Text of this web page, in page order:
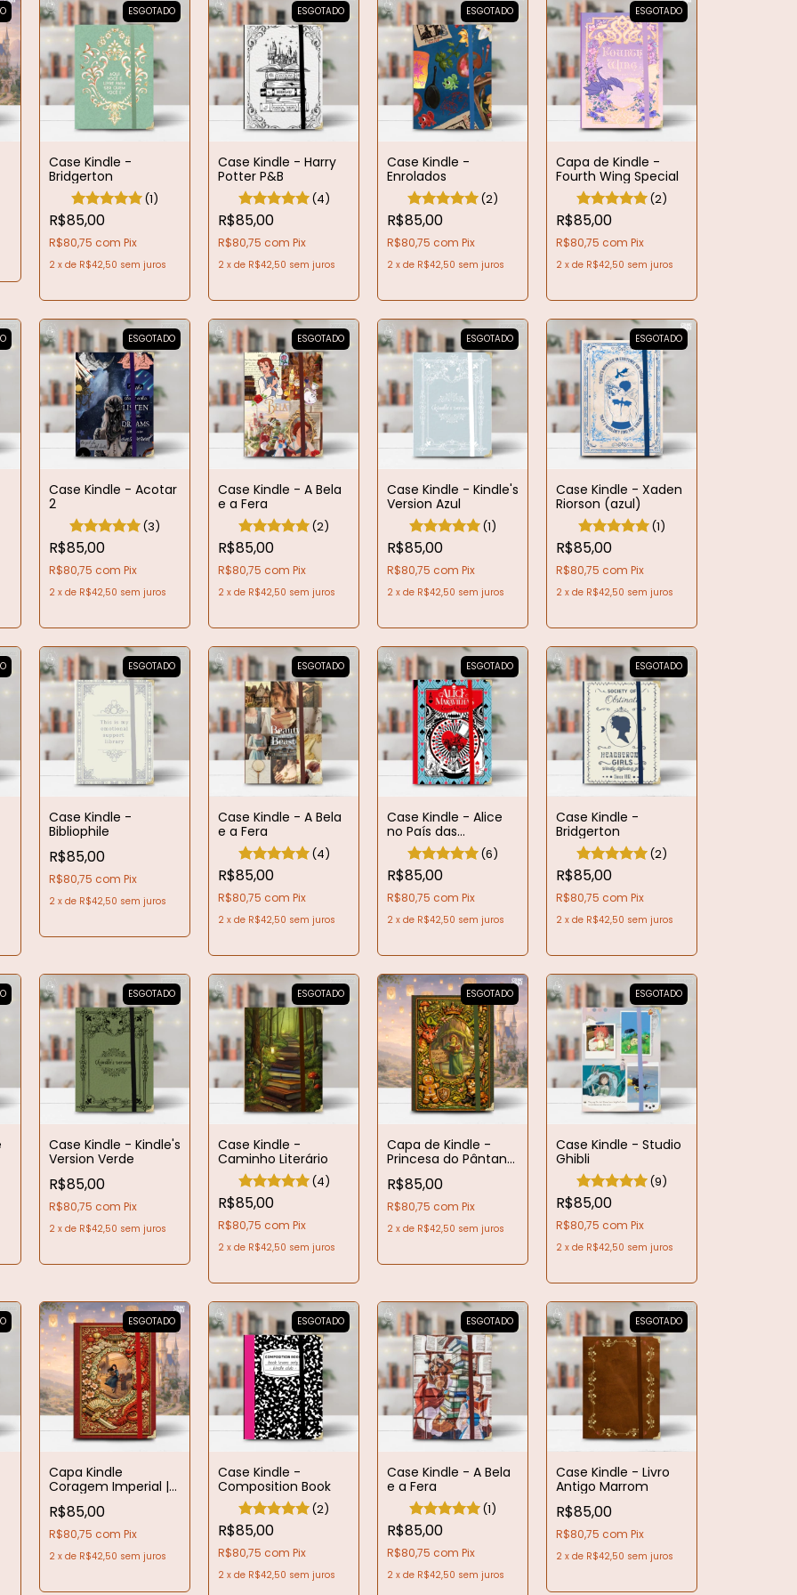
ESGOTADO
Case Kindle -
Bridgerton
(1)
R$85,00
R$80,75 com Pix
2 x de R$42,50 sem juros
ESGOTADO
Case Kindle - Harry
Potter P&B
(4)
R$85,00
R$80,75 com Pix
2 x de R$42,50 sem juros
ESGOTADO
Case Kindle -
Enrolados
(2)
R$85,00
R$80,75 com Pix
2 x de R$42,50 sem juros
ESGOTADO
Capa de Kindle -
Fourth Wing Special
(2)
R$85,00
R$80,75 com Pix
2 x de R$42,50 sem juros
ESGOTADO
Case Kindle - Acotar
2
(3)
R$85,00
R$80,75 com Pix
2 x de R$42,50 sem juros
ESGOTADO
Case Kindle - A Bela
e a Fera
(2)
R$85,00
R$80,75 com Pix
2 x de R$42,50 sem juros
ESGOTADO
Case Kindle - Kindle's
Version Azul
(1)
R$85,00
R$80,75 com Pix
2 x de R$42,50 sem juros
ESGOTADO
Case Kindle - Xaden
Riorson (azul)
(1)
R$85,00
R$80,75 com Pix
2 x de R$42,50 sem juros
ESGOTADO
Case Kindle -
Bibliophile
R$85,00
R$80,75 com Pix
2 x de R$42,50 sem juros
ESGOTADO
Case Kindle - A Bela
e a Fera
(4)
R$85,00
R$80,75 com Pix
2 x de R$42,50 sem juros
ESGOTADO
Case Kindle - Alice
no País das
Maravilhas
(6)
R$85,00
R$80,75 com Pix
2 x de R$42,50 sem juros
ESGOTADO
Case Kindle -
Bridgerton
(2)
R$85,00
R$80,75 com Pix
2 x de R$42,50 sem juros
ESGOTADO
Case Kindle - Kindle's
Version Verde
R$85,00
R$80,75 com Pix
2 x de R$42,50 sem juros
ESGOTADO
Case Kindle -
Caminho Literário
(4)
R$85,00
R$80,75 com Pix
2 x de R$42,50 sem juros
ESGOTADO
Capa de Kindle -
Princesa do Pântano
| Coleção Princesas
R$85,00
R$80,75 com Pix
2 x de R$42,50 sem juros
ESGOTADO
Case Kindle - Studio
Ghibli
(9)
R$85,00
R$80,75 com Pix
2 x de R$42,50 sem juros
ESGOTADO
Capa Kindle
Coragem Imperial |
Coleção Princesas
R$85,00
R$80,75 com Pix
2 x de R$42,50 sem juros
ESGOTADO
Case Kindle -
Composition Book
(2)
R$85,00
R$80,75 com Pix
2 x de R$42,50 sem juros
ESGOTADO
Case Kindle - A Bela
e a Fera
(1)
R$85,00
R$80,75 com Pix
2 x de R$42,50 sem juros
ESGOTADO
Case Kindle - Livro
Antigo Marrom
R$85,00
R$80,75 com Pix
2 x de R$42,50 sem juros